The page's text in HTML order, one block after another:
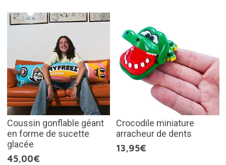
Coussin gonflable géant
en forme de sucette
glacée
45,00€
Crocodile miniature
arracheur de dents
13,95€